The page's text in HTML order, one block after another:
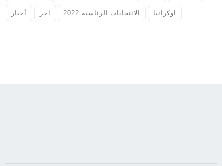
أخبار اخر الانتخابات الرئاسية 2022 اوكرانيا